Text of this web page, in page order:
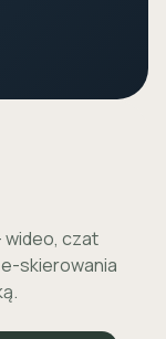
wideo, czat
skierowania